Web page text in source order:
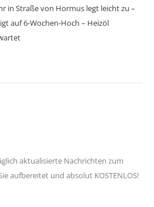
in Straße von Hormus legt leicht zu –
auf 6-Wochen-Hoch – Heizöl
aktualisierte Nachrichten zum
aufbereitet und absolut KOSTENLOS!